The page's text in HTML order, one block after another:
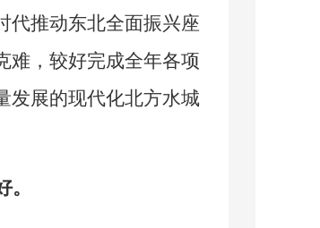
代推动东北全面振兴座
难，较好完成全年各项
发展的现代化北方水城
。